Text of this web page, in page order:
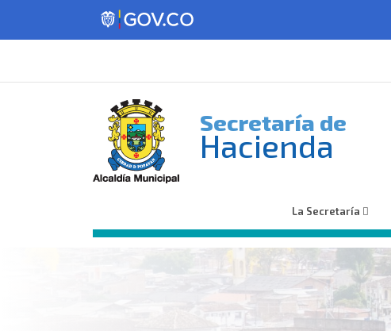
Secretaría de
Hacienda
La Secretaría